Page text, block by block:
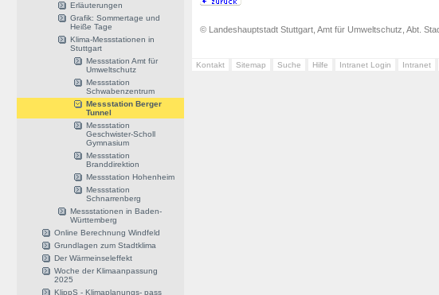
Erläuterungen
Grafik: Sommertage und
Heiße Tage
Klima-Messstationen in
Stuttgart
Messstation Amt für
Umweltschutz
Messstation
Schwabenzentrum
Messstation Berger
Tunnel
Messstation
Geschwister-Scholl
Gymnasium
Messstation
Branddirektion
Messstation Hohenheim
Messstation
Schnarrenberg
Messstationen in Baden-
Württemberg
Online Berechnung Windfeld
Grundlagen zum Stadtklima
Der Wärmeinseleffekt
Woche der Klimaanpassung
2025
KlippS - Klimaplanungs- pass
© Landeshauptstadt Stuttgart, Amt für Umweltschutz, Abt.
Kontakt Sitemap Suche Hilfe Intranet Login Intranet